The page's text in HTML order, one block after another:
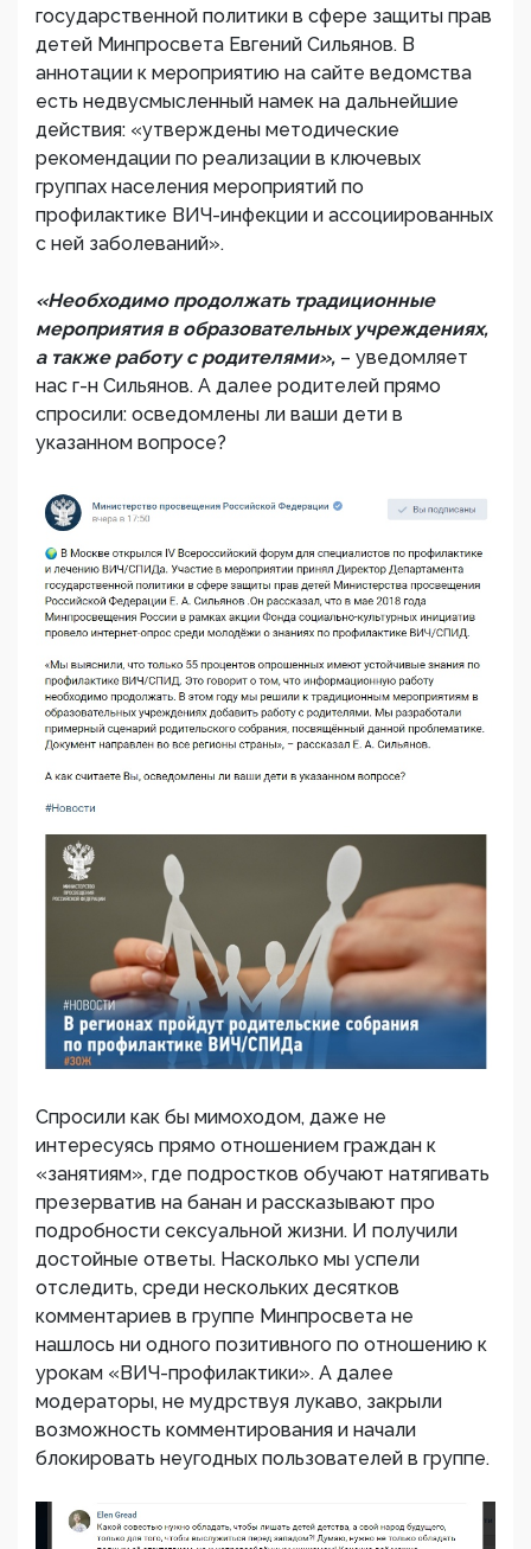
государственной политики в сфере защиты прав
детей Минпросвета Евгений Сильянов. В
аннотации к мероприятию на сайте ведомства
есть недвусмысленный намек на дальнейшие
действия: «утверждены методические
рекомендации по реализации в ключевых
группах населения мероприятий по
профилактике ВИЧ-инфекции и ассоциированных
с ней заболеваний».
«Необходимо продолжать традиционные
мероприятия в образовательных учреждениях,
а также работу с родителями», – уведомляет
нас г-н Сильянов. А далее родителей прямо
спросили: осведомлены ли ваши дети в
указанном вопросе?
Спросили как бы мимоходом, даже не
интересуясь прямо отношением граждан к
«занятиям», где подростков обучают натягивать
презерватив на банан и рассказывают про
подробности сексуальной жизни. И получили
достойные ответы. Насколько мы успели
отследить, среди нескольких десятков
комментариев в группе Минпросвета не
нашлось ни одного позитивного по отношению к
урокам «ВИЧ-профилактики». А далее
модераторы, не мудрствуя лукаво, закрыли
возможность комментирования и начали
блокировать неугодных пользователей в группе.